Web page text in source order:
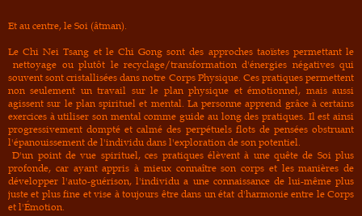
Et au centre, le Soi (âtman).
Le Chi Nei Tsang et le Chi Gong sont des approches taoïstes permettant le
nettoyage ou plutôt le recyclage/transformation d'énergies négatives qui
souvent sont cristallisées dans notre Corps Physique. Ces pratiques permettent
non seulement un travail sur le plan physique et émotionnel, mais aussi
agissent sur le plan spirituel et mental. La personne apprend grâce à certains
exercices à utiliser son mental comme guide au long des pratiques. Il est ainsi
progressivement dompté et calmé des perpétuels flots de pensées obstruant
l'épanouissement de l'individu dans l'exploration de son potentiel.
D'un point de vue spirituel, ces pratiques élèvent à une quête de Soi plus
profonde, car ayant appris à mieux connaître son corps et les manières de
développer l'auto-guérison, l'individu a une connaissance de lui-même plus
juste et plus fine et vise à toujours être dans un état d'harmonie entre le Corps
et l'Émotion.